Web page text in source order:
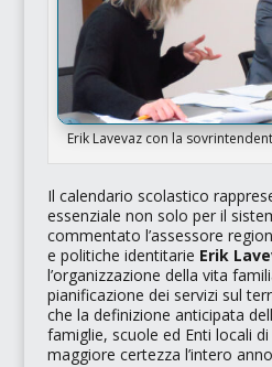
Erik Lavevaz con la
Il calendario scolastico
essenziale non solo per il
commentato l’assessore
e politiche identitarie Erik
l’organizzazione della vita
pianificazione dei servizi sul
che la definizione anticipata
famiglie, scuole ed Enti locali
maggiore certezza l’intero